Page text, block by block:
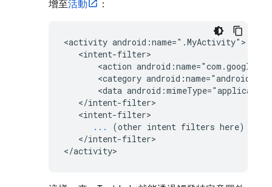
增至活動 ：
<activity android:name=".MyActivity">
   <intent-filter>
<action
<category
<data
   </intent-filter>
   <intent-filter>
...
(other intent filters here)
   </intent-filter>
</activity>